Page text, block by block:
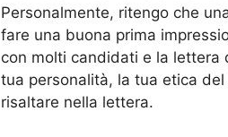
Personalmente, ritengo che
fare una buona prima
con molti candidati e la lettera
tua personalità, la tua etica
risaltare nella lettera.